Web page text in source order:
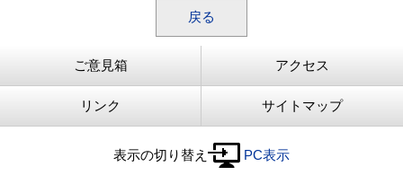
戻る
ご意見箱 アクセス
リンク サイトマップ
表示の切り替え PC表示